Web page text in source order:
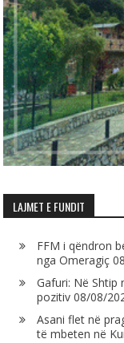
LAJMET E FUNDIT
FFM i qëndron
nga Omeragiç
Gafuri: Në
pozitiv 08/08/
Asani flet në
të mbeten në